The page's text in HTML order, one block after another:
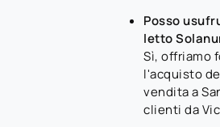
Posso
letto
Sì, offriamo
l'acquisto
vendita a
clienti da